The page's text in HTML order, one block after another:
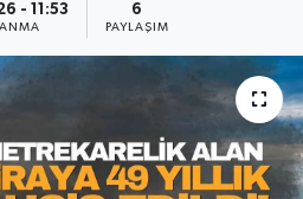
- 11:53 6
PAYLAŞIM